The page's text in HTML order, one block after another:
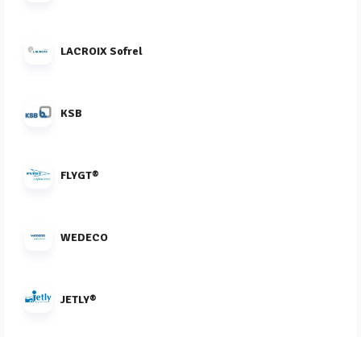
LACROIX Sofrel
KSB
FLYGT®
WEDECO
JETLY®